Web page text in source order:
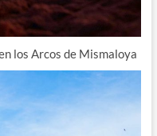
los Arcos de Mismaloya